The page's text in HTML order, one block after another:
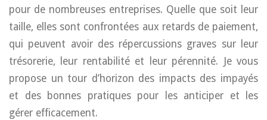
pour de nombreuses entreprises. Quelle que soit leur
taille, elles sont confrontées aux retards de paiement,
qui peuvent avoir des répercussions graves sur leur
trésorerie, leur rentabilité et leur pérennité. Je vous
propose un tour d’horizon des impacts des impayés
et des bonnes pratiques pour les anticiper et les
gérer efficacement.